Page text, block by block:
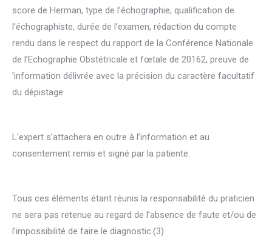
score de Herman, type de l’échographie, qualification de
l’échographiste, durée de l’examen, rédaction du compte
rendu dans le respect du rapport de la Conférence Nationale
de l’Echographie Obstétricale et fœtale de 20162, preuve de
’information délivrée avec la précision du caractère facultatif
du dépistage.
L’expert s’attachera en outre à l’information et au
consentement remis et signé par la patiente.
Tous ces éléments étant réunis la responsabilité du praticien
ne sera pas retenue au regard de l’absence de faute et/ou de
l’impossibilité de faire le diagnostic.(3)